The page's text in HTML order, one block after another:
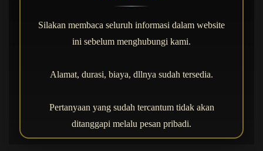
Silakan membaca seluruh informasi dalam website
ini sebelum menghubungi kami.
Alamat, durasi, biaya, dllnya sudah tersedia.
Pertanyaan yang sudah tercantum tidak akan
ditanggapi melalu pesan pribadi.